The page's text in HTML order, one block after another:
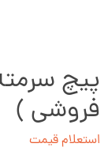
پیچ
فروشی )
استعلام قیمت